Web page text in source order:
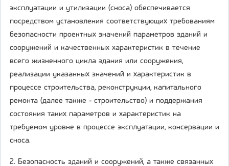
эксплуатации и утилизации (сноса) обеспечивается
посредством установления соответствующих требованиям
безопасности проектных значений параметров зданий и
сооружений и качественных характеристик в течение
всего жизненного цикла здания или сооружения,
реализации указанных значений и характеристик в
процессе строительства, реконструкции, капитального
ремонта (далее также - строительство) и поддержания
состояния таких параметров и характеристик на
требуемом уровне в процессе эксплуатации, консервации и
сноса.
2. Безопасность зданий и сооружений, а также связанных